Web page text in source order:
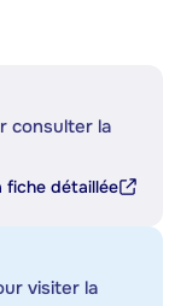
consulter la
fiche détaillée
visiter la